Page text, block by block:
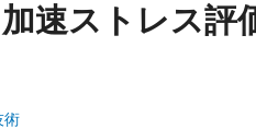
速ストレス評
術